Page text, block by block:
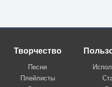
Творчество
Песни
Плейлисты